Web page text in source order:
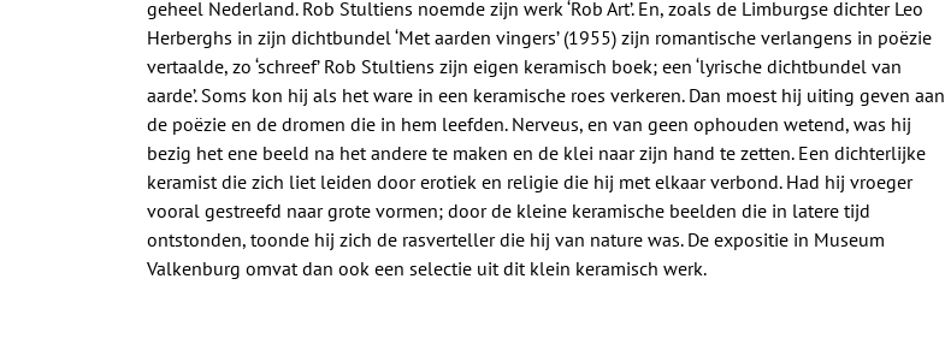
geheel Nederland. Rob Stultiens noemde zijn werk ‘Rob Art’. En, zoals de Limburgse dichter Leo
Herberghs in zijn dichtbundel ‘Met aarden vingers’ (1955) zijn romantische verlangens in poëzie
vertaalde, zo ‘schreef’ Rob Stultiens zijn eigen keramisch boek; een ‘lyrische dichtbundel van
aarde’. Soms kon hij als het ware in een keramische roes verkeren. Dan moest hij uiting geven aan
de poëzie en de dromen die in hem leefden. Nerveus, en van geen ophouden wetend, was hij
bezig het ene beeld na het andere te maken en de klei naar zijn hand te zetten. Een dichterlijke
keramist die zich liet leiden door erotiek en religie die hij met elkaar verbond. Had hij vroeger
vooral gestreefd naar grote vormen; door de kleine keramische beelden die in latere tijd
ontstonden, toonde hij zich de rasverteller die hij van nature was. De expositie in Museum
Valkenburg omvat dan ook een selectie uit dit klein keramisch werk.